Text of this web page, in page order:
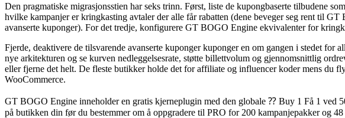
Den pragmatiske migrasjonsstien har seks trinn. Først, liste de kupongbaserte tilbudene
hvilke kampanjer er kringkasting avtaler der alle får rabatten (dene beveger seg rent til
avanserte kuponger). For det tredje, konfigurere GT BOGO Engine ekvivalenter for
Fjerde, deaktivere de tilsvarende avanserte kuponger kuponger en om gangen i stedet
nye arkitekturen og se kurven nedleggelsesrate, støtte billettvolum og gjennomsnittlig
eller fjerne det helt. De fleste butikker holde det for affiliate og influencer koder mens
WooCommerce.
GT BOGO Engine inneholder en gratis kjerneplugin med den globale ⁇ Buy 1 Få 1 ved
på butikken din før du bestemmer om å oppgradere til PRO for 200 kampanjepakker og